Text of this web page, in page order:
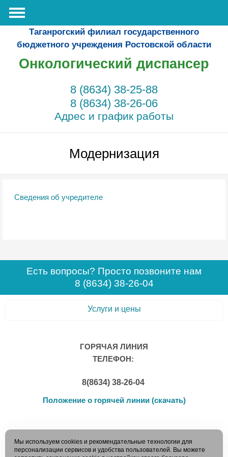
Таганрогский филиал государственного
бюджетного учреждения Ростовской области
Онкологический диспансер
8 (8634) 38-25-88
8 (8634) 38-26-06
Адрес и график работы
Модернизация
Сведения об учредителе
Есть вопросы? Просто позвоните нам
8 (8634) 38-26-04
Услуги и цены
ГОРЯЧАЯ ЛИНИЯ
ТЕЛЕФОН:
8(8634) 38-26-04
Положение о горячей линии (скачать)
Мы используем cookies и рекомендательные технологии для
персонализации сервисов и удобства пользователей. Вы можете